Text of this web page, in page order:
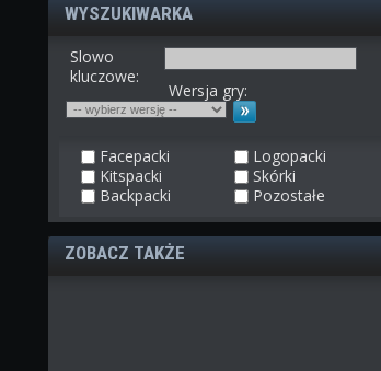
WYSZUKIWARKA
Slowo
kluczowe:
Wersja gry:
Facepacki
Logopacki
Kitspacki
Skórki
Backpacki
Pozostałe
ZOBACZ TAKŻE